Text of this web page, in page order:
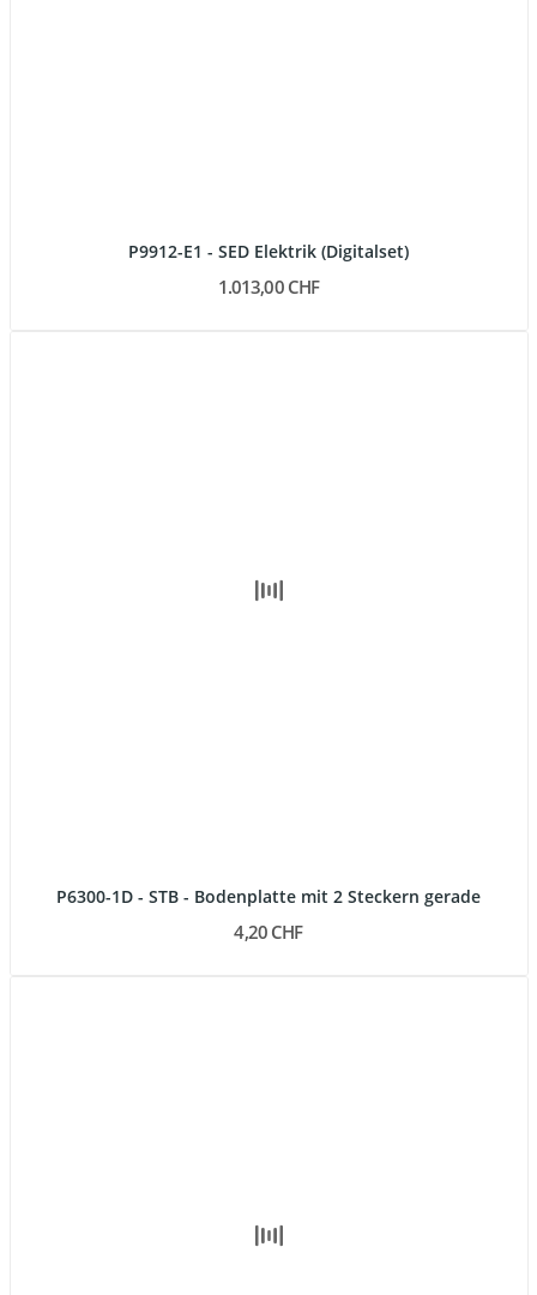
P9912-E1 - SED Elektrik (Digitalset)
1.013,00 CHF
P6300-1D - STB - Bodenplatte mit 2 Steckern gerade
4,20 CHF